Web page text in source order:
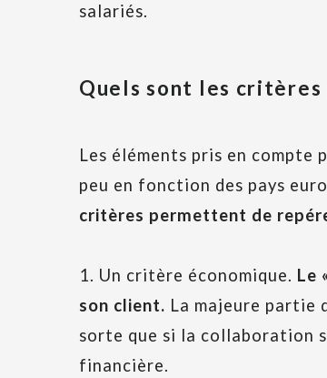
salariés.
Quels sont les
Les éléments pris en
peu en fonction des pays
critères permettent de
1. Un critère économique. Le
son client. La majeure partie
sorte que si la collaboration
financière.